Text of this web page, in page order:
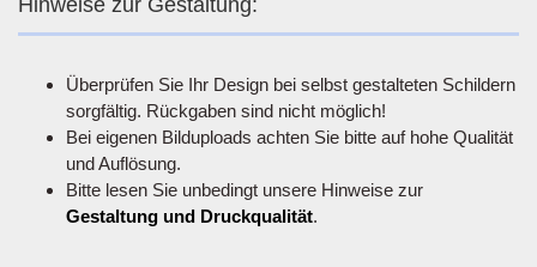
Hinweise zur Gestaltung:
Überprüfen Sie Ihr Design bei selbst gestalteten Schildern
sorgfältig. Rückgaben sind nicht möglich!
Bei eigenen Bilduploads achten Sie bitte auf hohe Qualität
und Auflösung.
Bitte lesen Sie unbedingt unsere Hinweise zur
Gestaltung und Druckqualität.